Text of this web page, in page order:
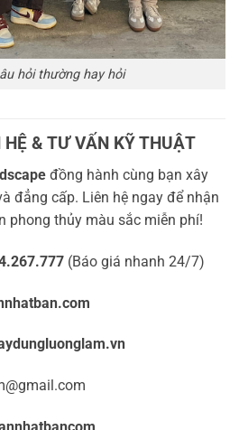
hỏi thường hay hỏi
& TƯ VẤN KỸ THUẬT
đồng hành cùng bạn xây
đẳng cấp. Liên hệ ngay để nhận
phong thủy màu sắc miễn phí!
(Báo giá nhanh 24/7)